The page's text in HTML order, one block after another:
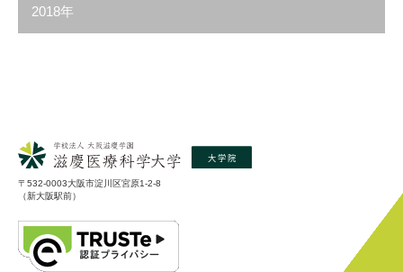
2018年
〒532-0003大阪市淀川区宮原1-2-8
（新大阪駅前）